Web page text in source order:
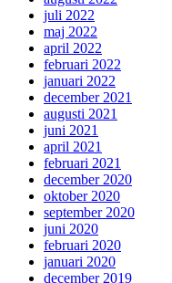
juli 2022
maj 2022
april 2022
februari 2022
januari 2022
december 2021
augusti 2021
juni 2021
april 2021
februari 2021
december 2020
oktober 2020
september 2020
juni 2020
februari 2020
januari 2020
december 2019